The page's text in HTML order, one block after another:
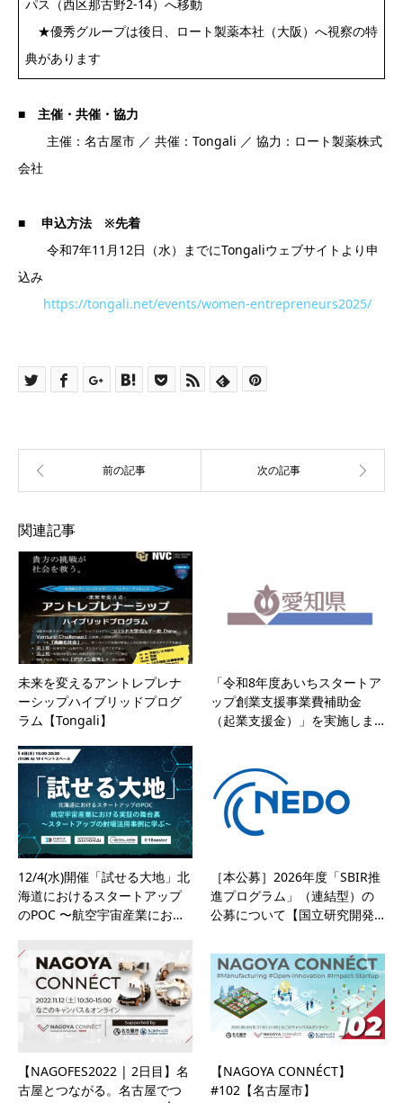
パス（西区那古野2-14）へ移動
★優秀グループは後日、ロート製薬本社（大阪）へ視察の特
典があります
■ 主催・共催・協力
主催：名古屋市 ／ 共催：Tongali ／ 協力：ロート製薬株式
会社
■ 申込方法 ※先着
令和7年11月12日（水）までにTongaliウェブサイトより申
込み
https://tongali.net/events/women-entrepreneurs2025/
関連記事
未来を変えるアントレプレナ
ーシップハイブリッドプログ
ラム【Tongali】
「令和8年度あいちスタートア
ップ創業支援事業費補助金
（起業支援金）」を実施しま…
12/4(水)開催「試せる大地」北
海道におけるスタートアップ
のPOC 〜航空宇宙産業にお…
［本公募］2026年度「SBIR推
進プログラム」（連結型）の
公募について【国立研究開発…
【NAGOFES2022 | 2日目】名
古屋とつながる。名古屋でつ
【NAGOYA CONNÉCT】
#102【名古屋市】